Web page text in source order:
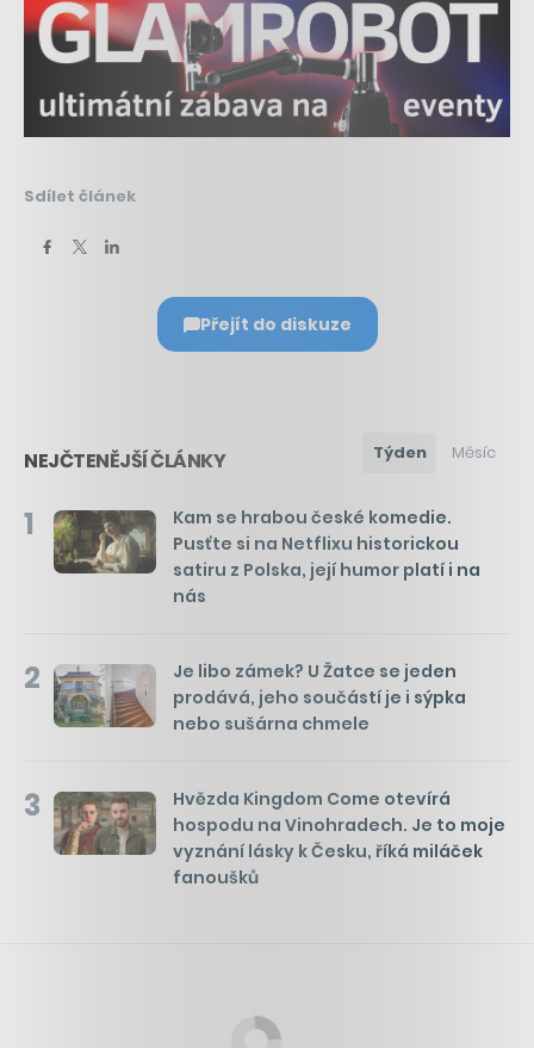
Sdílet článek
Přejít do diskuze
NEJČTENĚJŠÍ ČLÁNKY Týden Měsíc
1
Kam se hrabou české komedie.
Pusťte si na Netflixu historickou
satiru z Polska, její humor platí i na
nás
2
Je libo zámek? U Žatce se jeden
prodává, jeho součástí je i sýpka
nebo sušárna chmele
3
Hvězda Kingdom Come otevírá
hospodu na Vinohradech. Je to moje
vyznání lásky k Česku, říká miláček
fanoušků